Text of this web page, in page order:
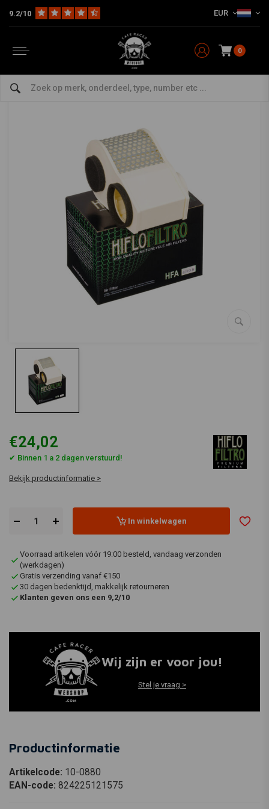
9.2/10 EUR
0
The Workshop Luchtfilter HFA4908
Luchtfilter HFA4908
€24,02
✔ Binnen 1 a 2 dagen verstuurd!
Bekijk productinformatie >
In winkelwagen
Voorraad artikelen vóór 19:00 besteld, vandaag verzonden
(werkdagen)
Gratis verzending vanaf €150
30 dagen bedenktijd, makkelijk retourneren
Klanten geven ons een 9,2/10
Wij zijn er voor jou!
Stel je vraag >
Productinformatie
Artikelcode: 10-0880
EAN-code: 824225121575